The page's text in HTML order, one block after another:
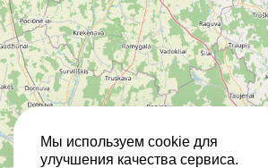
Мы используем cookie для
улучшения качества сервиса.